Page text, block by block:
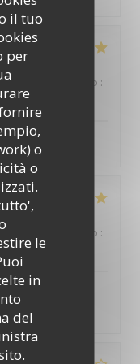
il tuo
per
o
o
le
in
del
5/5 Qualità / Prezzo :
était au top !
5/5 Qualità / Prezzo :
et on y mange